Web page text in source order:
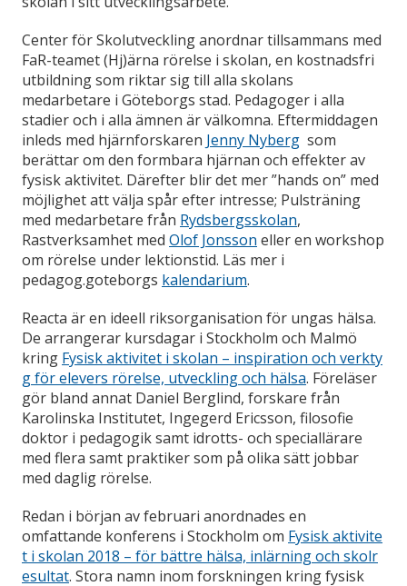
Center för Skolutveckling anordnar tillsammans med
FaR-teamet (Hj)ärna rörelse i skolan, en kostnadsfri
utbildning som riktar sig till alla skolans
medarbetare i Göteborgs stad. Pedagoger i alla
stadier och i alla ämnen är välkomna. Eftermiddagen
inleds med hjärnforskaren Jenny Nyberg som
berättar om den formbara hjärnan och effekter av
fysisk aktivitet. Därefter blir det mer ”hands on” med
möjlighet att välja spår efter intresse; Pulsträning
med medarbetare från Rydsbergsskolan,
Rastverksamhet med Olof Jonsson eller en workshop
om rörelse under lektionstid. Läs mer i
pedagog.goteborgs kalendarium.
Reacta är en ideell riksorganisation för ungas hälsa.
De arrangerar kursdagar i Stockholm och Malmö
kring Fysisk aktivitet i skolan – inspiration och verkty
g för elevers rörelse, utveckling och hälsa. Föreläser
gör bland annat Daniel Berglind, forskare från
Karolinska Institutet, Ingegerd Ericsson, filosofie
doktor i pedagogik samt idrotts- och speciallärare
med flera samt praktiker som på olika sätt jobbar
med daglig rörelse.
Redan i början av februari anordnades en
omfattande konferens i Stockholm om Fysisk aktivite
t i skolan 2018 – för bättre hälsa, inlärning och skolr
esultat. Stora namn inom forskningen kring fysisk